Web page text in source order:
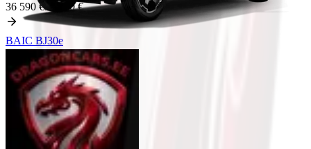
36 590 €33 290 €
BAIC BJ30e